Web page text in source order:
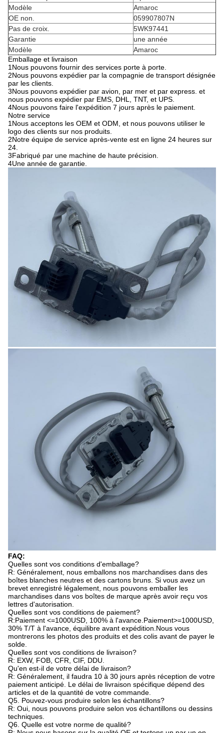
Modèle
Amaroc
OE non.
059907807N
Pas de croix.
5WK97441
Garantie
une année
Modèle
Amaroc
Emballage et livraison
1Nous pouvons fournir des services porte à porte.
2Nous pouvons expédier par la compagnie de transport désignée
par les clients.
3Nous pouvons expédier par avion, par mer et par express. et
nous pouvons expédier par EMS, DHL, TNT, et UPS.
4Nous pouvons faire l'expédition 7 jours après le paiement.
Notre service
1Nous acceptons les OEM et ODM, et nous pouvons utiliser le
logo des clients sur nos produits.
2Notre équipe de service après-vente est en ligne 24 heures sur
24.
3Fabriqué par une machine de haute précision.
4Une année de garantie.
FAQ:
Quelles sont vos conditions d'emballage?
R: Généralement, nous emballons nos marchandises dans des
boîtes blanches neutres et des cartons bruns. Si vous avez un
brevet enregistré légalement, nous pouvons emballer les
marchandises dans vos boîtes de marque après avoir reçu vos
lettres d'autorisation.
Quelles sont vos conditions de paiement?
R:Paiement <=1000USD, 100% à l'avance.Paiement>=1000USD,
30% T/T à l'avance, équilibre avant expédition.Nous vous
montrerons les photos des produits et des colis avant de payer le
solde.
Quelles sont vos conditions de livraison?
R: EXW, FOB, CFR, CIF, DDU.
Qu'en est-il de votre délai de livraison?
R: Généralement, il faudra 10 à 30 jours après réception de votre
paiement anticipé. Le délai de livraison spécifique dépend des
articles et de la quantité de votre commande.
Q5. Pouvez-vous produire selon les échantillons?
R: Oui, nous pouvons produire selon vos échantillons ou dessins
techniques.
Q6. Quelle est votre norme de qualité?